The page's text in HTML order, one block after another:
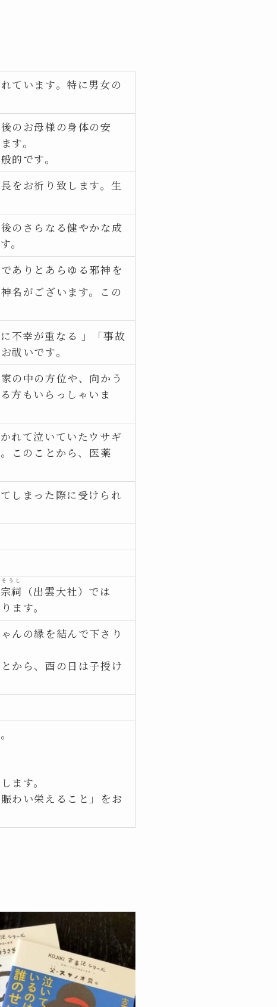
ています。特に男女の
のお母様の身体の安
す。
的です。
をお祈り致します。生
のさらなる健やかな成
。
ありとあらゆる邪神を
名がございます。この
不幸が重なる 」「事故
祓いです。
の中の方位や、向かう
方もいらっしゃいま
れて泣いていたウサギ
このことから、医薬
しまった際に受けられ
宗祠
そうし
（出雲大社）では
ます。
んの縁を結んで下さり
から、酉の日は子授け
ます。
わい栄えること」をお